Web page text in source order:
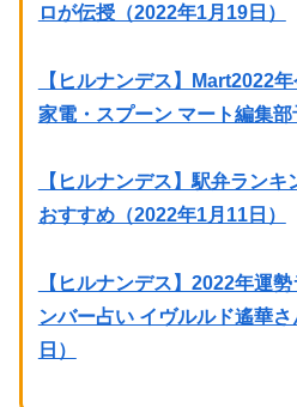
ロが伝授（2022年1月19日）
【ヒルナンデス】Mart2022
家電・スプーン マート編集部
【ヒルナンデス】駅弁ラン
おすすめ（2022年1月11日）
【ヒルナンデス】2022年運
ンバー占い イヴルルド遙華
日）